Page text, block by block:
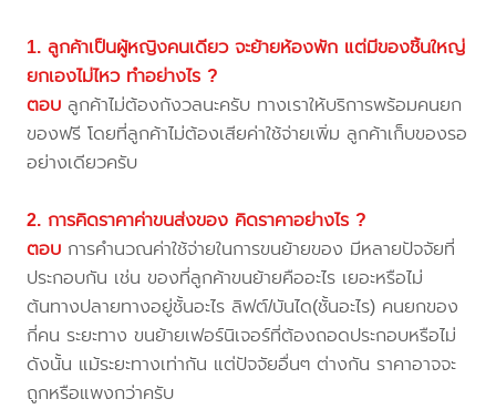
1. ลูกค้าเป็นผู้หญิงคนเดียว จะย้ายห้องพัก แต่มีของชิ้นใหญ่
ยกเองไม่ไหว ทำอย่างไร ?
ตอบ ลูกค้าไม่ต้องกังวลนะครับ ทางเราให้บริการพร้อมคนยก
ของฟรี โดยที่ลูกค้าไม่ต้องเสียค่าใช้จ่ายเพิ่ม ลูกค้าเก็บของรอ
อย่างเดียวครับ
2. การคิดราคาค่าขนส่งของ คิดราคาอย่างไร ?
ตอบ การคำนวณค่าใช้จ่ายในการขนย้ายของ มีหลายปัจจัยที่
ประกอบกัน เช่น ของที่ลูกค้าขนย้ายคืออะไร เยอะหรือไม่
ต้นทางปลายทางอยู่ชั้นอะไร ลิฟต์/บันได(ชั้นอะไร) คนยกของ
กี่คน ระยะทาง ขนย้ายเฟอร์นิเจอร์ที่ต้องถอดประกอบหรือไม่
ดังนั้น แม้ระยะทางเท่ากัน แต่ปัจจัยอื่นๆ ต่างกัน ราคาอาจจะ
ถูกหรือแพงกว่าครับ